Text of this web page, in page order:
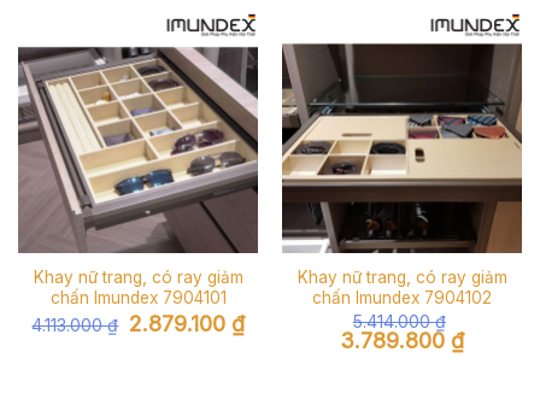
Khay nữ trang, có ray giảm
chấn Imundex 7904101
4.113.000₫ Giá
gốc
2.879.100 ₫Giá
hiện
Khay nữ trang, có ray giảm
chấn Imundex 7904102
5.414.000₫
Giá
gốc
3.789.800 ₫Giá
hiện